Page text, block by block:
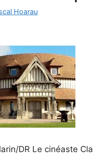
Hoarau
DR Le cinéaste